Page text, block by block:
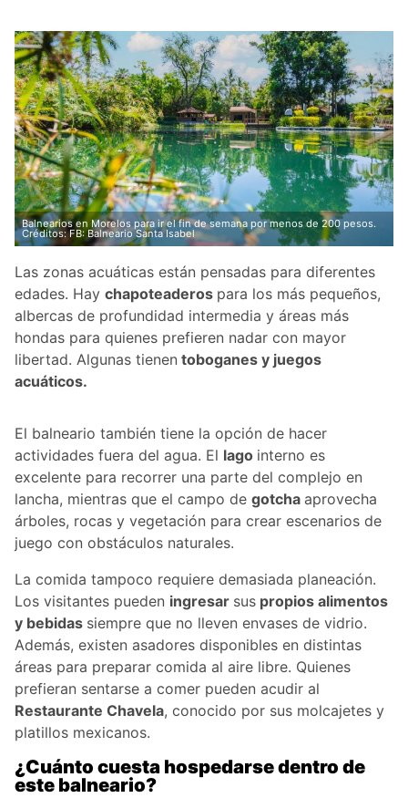
Balnearios en Morelos para ir el fin de semana por menos de 200 pesos.
Créditos: FB: Balneario Santa Isabel
Las zonas acuáticas están pensadas para diferentes
edades. Hay chapoteaderos para los más pequeños,
albercas de profundidad intermedia y áreas más
hondas para quienes prefieren nadar con mayor
libertad. Algunas tienen toboganes y juegos
acuáticos.
El balneario también tiene la opción de hacer
actividades fuera del agua. El lago interno es
excelente para recorrer una parte del complejo en
lancha, mientras que el campo de gotcha aprovecha
árboles, rocas y vegetación para crear escenarios de
juego con obstáculos naturales.
La comida tampoco requiere demasiada planeación.
Los visitantes pueden ingresar sus propios alimentos
y bebidas siempre que no lleven envases de vidrio.
Además, existen asadores disponibles en distintas
áreas para preparar comida al aire libre. Quienes
prefieran sentarse a comer pueden acudir al
Restaurante Chavela, conocido por sus molcajetes y
platillos mexicanos.
¿Cuánto cuesta hospedarse dentro de
este balneario?